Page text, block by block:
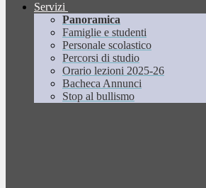
Servizi
Panoramica
Famiglie e studenti
Personale scolastico
Percorsi di studio
Orario lezioni 2025-26
Bacheca Annunci
Stop al bullismo